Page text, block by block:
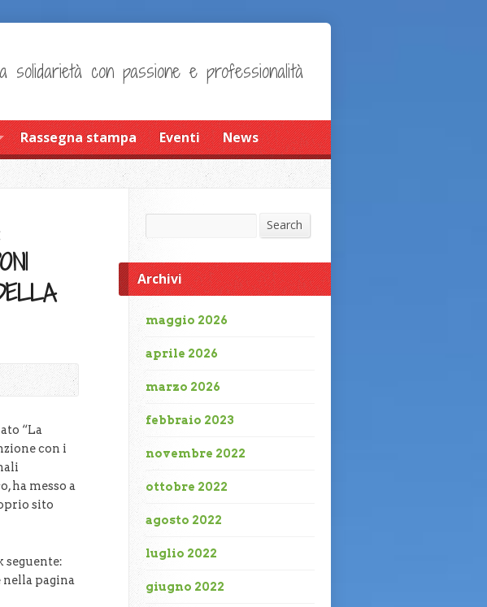
solidarietà con passione e professionalità
Rassegna stampa Eventi News
“La
con i
ha messo a
sito
pagina
Search
Archivi
maggio 2026
aprile 2026
marzo 2026
febbraio 2023
novembre 2022
ottobre 2022
agosto 2022
luglio 2022
giugno 2022